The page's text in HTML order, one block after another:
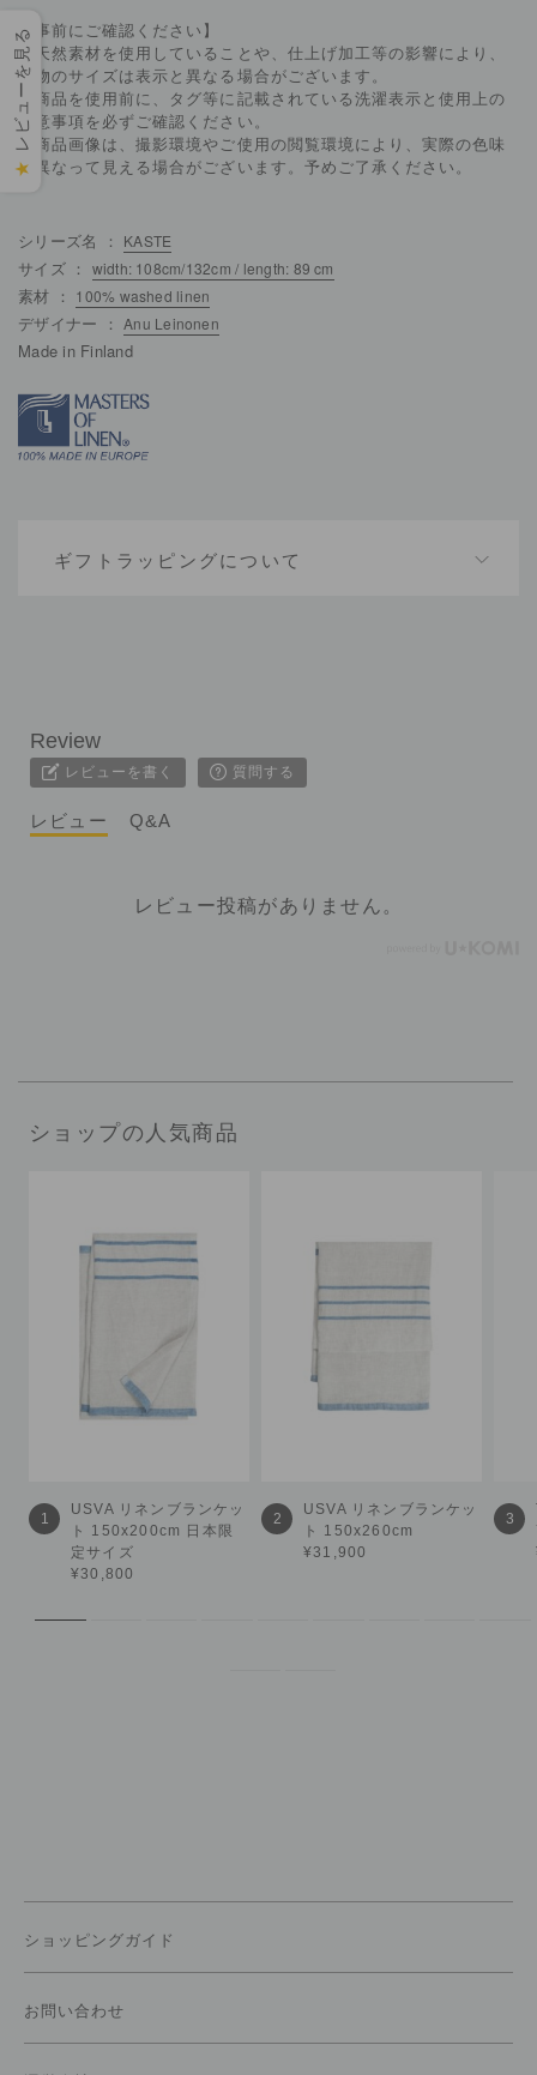
【事前にご確認ください】
・天然素材を使用していることや、仕上げ加工等の影響により、
実物のサイズは表示と異なる場合がございます。
・商品を使用前に、タグ等に記載されている洗濯表示と使用上の
注意事項を必ずご確認ください。
・商品画像は、撮影環境やご使用の閲覧環境により、実際の色味
と異なって見える場合がございます。予めご了承ください。
シリーズ名 ： KASTE
サイズ ： width: 108cm/132cm / length: 89 cm
素材 ： 100% washed linen
デザイナー ：Anu Leinonen
Made in Finland
ギフトラッピングについて
レビューを書く 質問する
レビュー Q&A
レビュー投稿がありません。
ショップの人気商品
1
USVA リネンブランケッ
ト 150x200cm 日本限
定サイズ
¥30,800
2
USVA リネンブランケッ
ト 150x260cm
¥31,900
3
ショッピングガイド
お問い合わせ
★
レビューを見る